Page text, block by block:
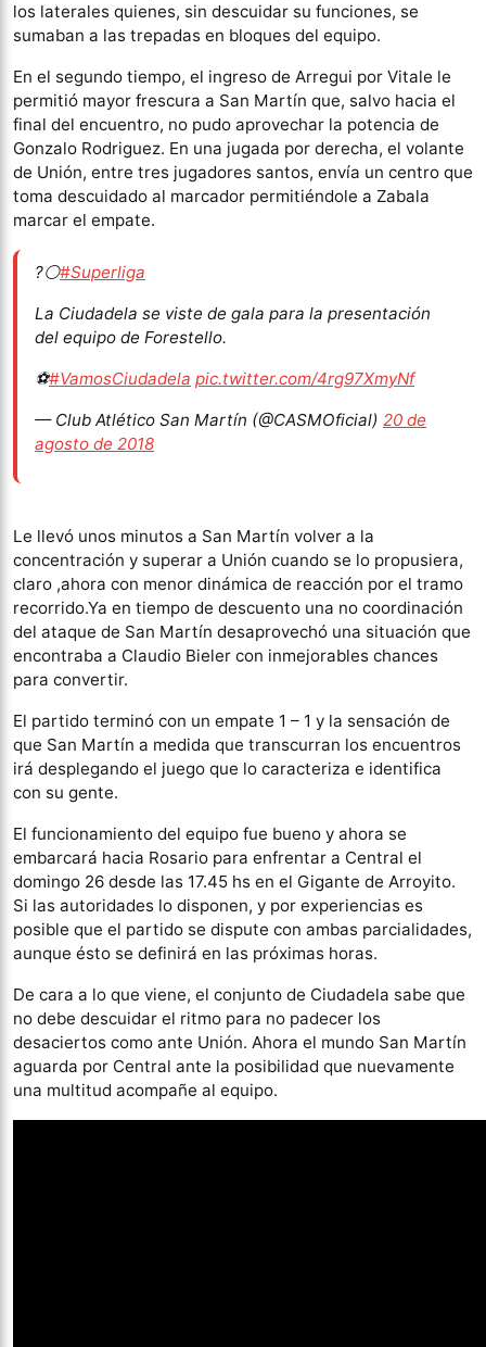
los laterales quienes, sin descuidar su funciones, se
sumaban a las trepadas en bloques del equipo.
En el segundo tiempo, el ingreso de Arregui por Vitale le
permitió mayor frescura a San Martín que, salvo hacia el
final del encuentro, no pudo aprovechar la potencia de
Gonzalo Rodriguez. En una jugada por derecha, el volante
de Unión, entre tres jugadores santos, envía un centro que
toma descuidado al marcador permitiéndole a Zabala
marcar el empate.
?⚪#Superliga
La Ciudadela se viste de gala para la presentación
del equipo de Forestello.
⚽#VamosCiudadela pic.twitter.com/4rg97XmyNf
— Club Atlético San Martín (@CASMOficial) 20 de
agosto de 2018
Le llevó unos minutos a San Martín volver a la
concentración y superar a Unión cuando se lo propusiera,
claro ,ahora con menor dinámica de reacción por el tramo
recorrido.Ya en tiempo de descuento una no coordinación
del ataque de San Martín desaprovechó una situación que
encontraba a Claudio Bieler con inmejorables chances
para convertir.
El partido terminó con un empate 1 – 1 y la sensación de
que San Martín a medida que transcurran los encuentros
irá desplegando el juego que lo caracteriza e identifica
con su gente.
El funcionamiento del equipo fue bueno y ahora se
embarcará hacia Rosario para enfrentar a Central el
domingo 26 desde las 17.45 hs en el Gigante de Arroyito.
Si las autoridades lo disponen, y por experiencias es
posible que el partido se dispute con ambas parcialidades,
aunque ésto se definirá en las próximas horas.
De cara a lo que viene, el conjunto de Ciudadela sabe que
no debe descuidar el ritmo para no padecer los
desaciertos como ante Unión. Ahora el mundo San Martín
aguarda por Central ante la posibilidad que nuevamente
una multitud acompañe al equipo.